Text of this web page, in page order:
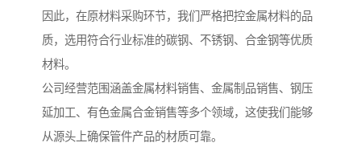
因此，在原材料采购环节，我们严格把控金属材料的品
质，选用符合行业标准的碳钢、不锈钢、合金钢等优质
材料。
公司经营范围涵盖金属材料销售、金属制品销售、钢压
延加工、有色金属合金销售等多个领域，这使我们能够
从源头上确保管件产品的材质可靠。